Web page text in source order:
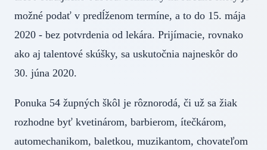
možné podať v predĺženom termíne, a to do 15. mája
2020 - bez potvrdenia od lekára. Prijímacie, rovnako
ako aj talentové skúšky, sa uskutočnia najneskôr do
30. júna 2020.
Ponuka 54 župných škôl je rôznorodá, či už sa žiak
rozhodne byť kvetinárom, barbierom, ítečkárom,
automechanikom, baletkou, muzikantom, chovateľom